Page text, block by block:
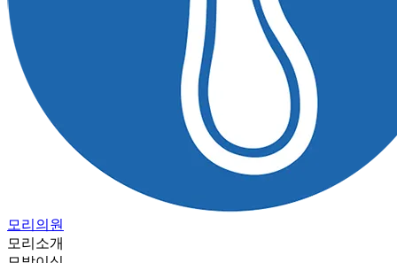
모리의원
모리소개